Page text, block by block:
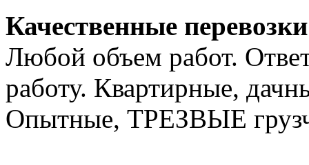
Качественные
Любой объем работ.
работу. Квартирные,
Опытные, ТРЕЗВЫЕ